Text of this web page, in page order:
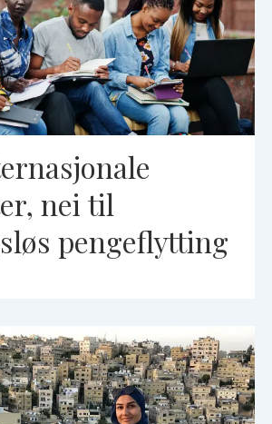
nei til
pengeflytting